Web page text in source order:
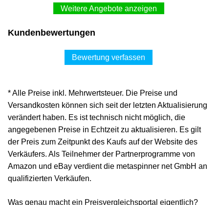
Weitere Angebote anzeigen
Mini - Motorradschloss mit ABUS-Sicherheitslevel
101,21 €*
Versand siehe Website
Zum Shop
(Werbung, bezahlter Link)
Abus 37/60HB50 Mini yellow (42657)
101,23 €*
Versand siehe Website
galaxus.de
Zum Shop
Kundenbewertungen
Bewertung verfassen
* Alle Preise inkl. Mehrwertsteuer. Die Preise und
Versandkosten können sich seit der letzten Aktualisierung
verändert haben. Es ist technisch nicht möglich, die
angegebenen Preise in Echtzeit zu aktualisieren. Es gilt
der Preis zum Zeitpunkt des Kaufs auf der Website des
Verkäufers. Als Teilnehmer der Partnerprogramme von
Amazon und eBay verdient die metaspinner net GmbH an
qualifizierten Verkäufen.
Was genau macht ein Preisvergleichsportal eigentlich?